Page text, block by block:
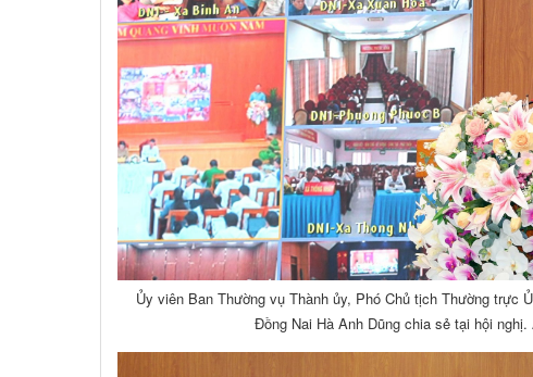
Ủy viên Ban Thường vụ Thành ủy, Phó Chủ tịch Thường trực
Đồng Nai Hà Anh Dũng chia sẻ tại hội nghị.